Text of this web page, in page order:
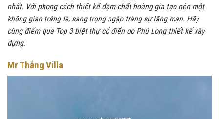
nhất. Với phong cách thiết kế đậm chất hoàng gia tạo nên một
không gian tráng lệ, sang trọng ngập tràng sự lãng mạn. Hãy
cùng điểm qua Top 3 biệt thự cổ điển do Phú Long thiết kế xây
dựng.
Mr Thắng Villa